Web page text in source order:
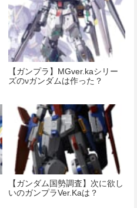
【ガンプラ】MGver.kaシリー
ズのνガンダムは作った？
【ガンダム国勢調査】次に欲し
いのガンプラVer.Kaは？